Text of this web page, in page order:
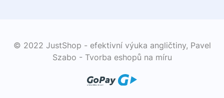
© 2022 JustShop - efektivní výuka angličtiny, Pavel
Szabo - Tvorba eshopů na míru